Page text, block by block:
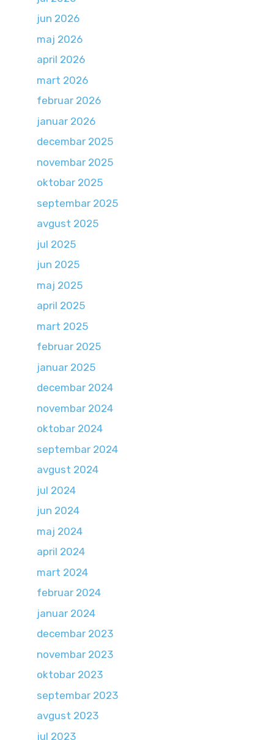
jun 2026
maj 2026
april 2026
mart 2026
februar 2026
januar 2026
decembar 2025
novembar 2025
oktobar 2025
septembar 2025
avgust 2025
jul 2025
jun 2025
maj 2025
april 2025
mart 2025
februar 2025
januar 2025
decembar 2024
novembar 2024
oktobar 2024
septembar 2024
avgust 2024
jul 2024
jun 2024
maj 2024
april 2024
mart 2024
februar 2024
januar 2024
decembar 2023
novembar 2023
oktobar 2023
septembar 2023
avgust 2023
jul 2023